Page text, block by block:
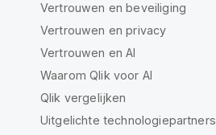
Vertrouwen en beveiliging
Vertrouwen en privacy
Vertrouwen en AI
Waarom Qlik voor AI
Qlik vergelijken
Uitgelichte technologiepartners